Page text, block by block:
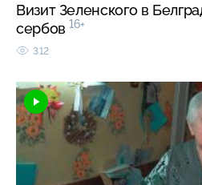
Визит Зеленского в
сербов 16+
312